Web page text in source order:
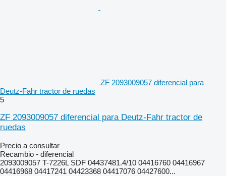
ZF 2093009057 diferencial para
Deutz-Fahr tractor de ruedas
5
ZF 2093009057 diferencial para Deutz-Fahr tractor de
ruedas
Precio a consultar
Recambio - diferencial
2093009057 T-7226L SDF 04437481.4/10 04416760 04416967
04416968 04417241 04423368 04417076 04427600...